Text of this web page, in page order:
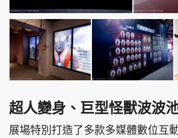
超人變身、巨型怪獸波波
展場特別打造了多款多媒體數位互